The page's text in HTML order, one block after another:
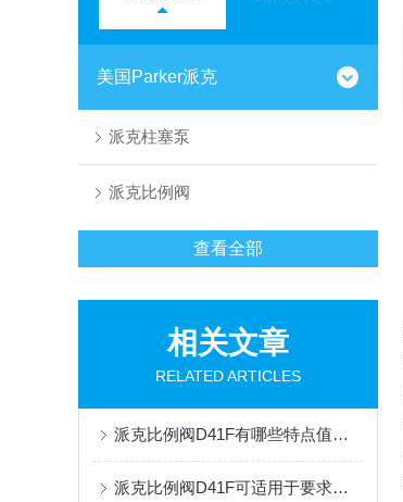
美国Parker派克
派克柱塞泵
派克比例阀
查看全部
相关文章
RELATED ARTICLES
派克比例阀D41F有哪些特点值得我们选择？
派克比例阀D41F可适用于要求高精度控制的复杂系统